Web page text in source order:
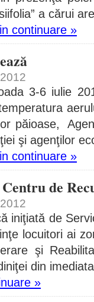
a cărui
continuare »
3-6 iulie
păioase,
şi agenţilor
continuare »
Centru de
iniţiată de
locuitori ai
şi
din
»